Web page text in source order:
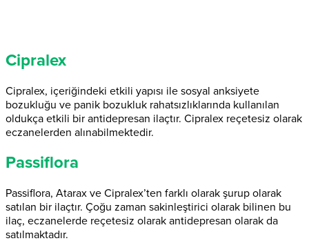
Cipralex
Cipralex, içeriğindeki etkili yapısı ile sosyal anksiyete
bozukluğu ve panik bozukluk rahatsızlıklarında kullanılan
oldukça etkili bir antidepresan ilaçtır. Cipralex reçetesiz olarak
eczanelerden alınabilmektedir.
Passiflora
Passiflora, Atarax ve Cipralex’ten farklı olarak şurup olarak
satılan bir ilaçtır. Çoğu zaman sakinleştirici olarak bilinen bu
ilaç, eczanelerde reçetesiz olarak antidepresan olarak da
satılmaktadır.